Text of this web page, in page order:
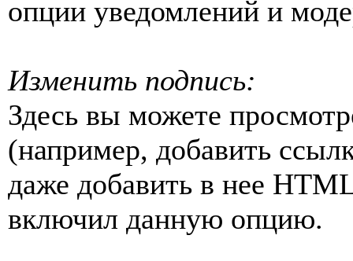
опции уведомлений и
Изменить подпись:
Здесь вы можете
(например, добавить
даже добавить в нее
включил данную опцию.